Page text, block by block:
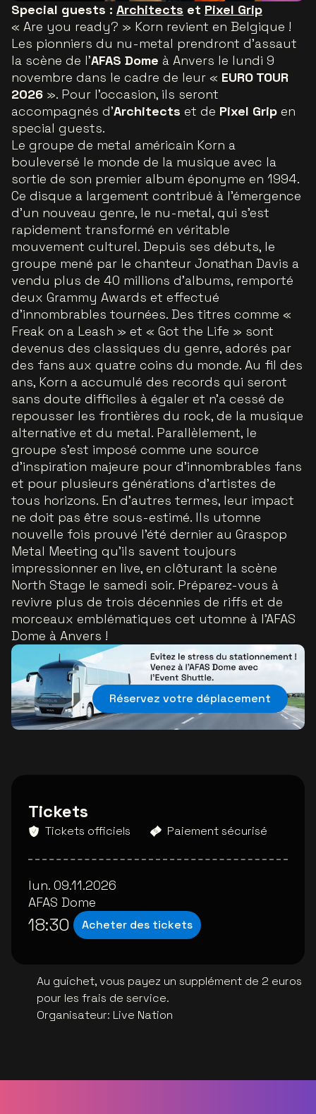
Special guests : Architects et Pixel Grip
« Are you ready? » Korn revient en Belgique !
Les pionniers du nu-metal prendront d’assaut
la scène de l’AFAS Dome à Anvers le lundi 9
novembre dans le cadre de leur « EURO TOUR
2026 ». Pour l’occasion, ils seront
accompagnés d’Architects et de Pixel Grip en
special guests.
Le groupe de metal américain Korn a
bouleversé le monde de la musique avec la
sortie de son premier album éponyme en 1994.
Ce disque a largement contribué à l’émergence
d’un nouveau genre, le nu-metal, qui s’est
rapidement transformé en véritable
mouvement culturel. Depuis ses débuts, le
groupe mené par le chanteur Jonathan Davis a
vendu plus de 40 millions d’albums, remporté
deux Grammy Awards et effectué
d’innombrables tournées. Des titres comme «
Freak on a Leash » et « Got the Life » sont
devenus des classiques du genre, adorés par
des fans aux quatre coins du monde. Au fil des
ans, Korn a accumulé des records qui seront
sans doute difficiles à égaler et n’a cessé de
repousser les frontières du rock, de la musique
alternative et du metal. Parallèlement, le
groupe s’est imposé comme une source
d’inspiration majeure pour d’innombrables fans
et pour plusieurs générations d’artistes de
tous horizons. En d’autres termes, leur impact
ne doit pas être sous-estimé. Ils utomne
nouvelle fois prouvé l’été dernier au Graspop
Metal Meeting qu’ils savent toujours
impressionner en live, en clôturant la scène
North Stage le samedi soir. Préparez-vous à
revivre plus de trois décennies de riffs et de
morceaux emblématiques cet utomne à l’AFAS
Dome à Anvers !
Réservez votre déplacement
Tickets
Tickets officiels Paiement sécurisé
lun. 09.11.2026
AFAS Dome
18:30 Acheter des tickets
Au guichet, vous payez un supplément de 2 euros
pour les frais de service.
Organisateur: Live Nation